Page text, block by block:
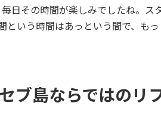
日その時間が楽しみでしたね。ス
という時間はあっという間で、も
ブ島ならではのリ